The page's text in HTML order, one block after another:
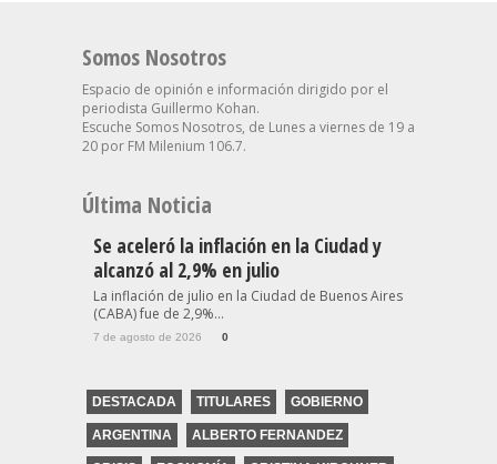
Somos Nosotros
Espacio de opinión e información dirigido por el
periodista Guillermo Kohan.
Escuche Somos Nosotros, de Lunes a viernes de 19 a
20 por FM Milenium 106.7.
Última Noticia
Se aceleró la inflación en la Ciudad y
alcanzó al 2,9% en julio
La inflación de julio en la Ciudad de Buenos Aires
(CABA) fue de 2,9%...
7 de agosto de 2026 0
DESTACADA TITULARES GOBIERNO
ARGENTINA ALBERTO FERNANDEZ